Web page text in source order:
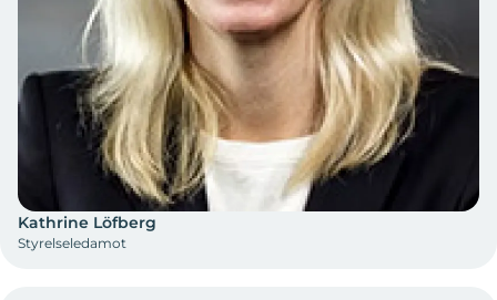
Kathrine Löfberg
Styrelseledamot